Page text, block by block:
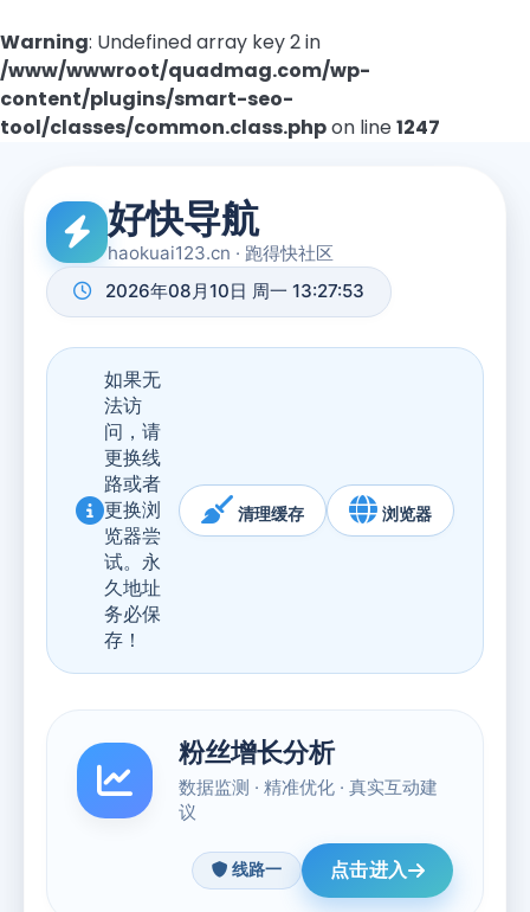
Warning: Undefined array key 2 in
/www/wwwroot/quadmag.com/wp-
content/plugins/smart-seo-
tool/classes/common.class.phpon line1247